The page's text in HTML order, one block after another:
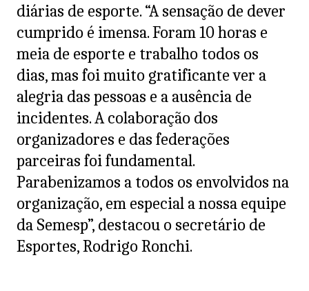
diárias de esporte. “A sensação de dever
cumprido é imensa. Foram 10 horas e
meia de esporte e trabalho todos os
dias, mas foi muito gratificante ver a
alegria das pessoas e a ausência de
incidentes. A colaboração dos
organizadores e das federações
parceiras foi fundamental.
Parabenizamos a todos os envolvidos na
organização, em especial a nossa equipe
da Semesp”, destacou o secretário de
Esportes, Rodrigo Ronchi.